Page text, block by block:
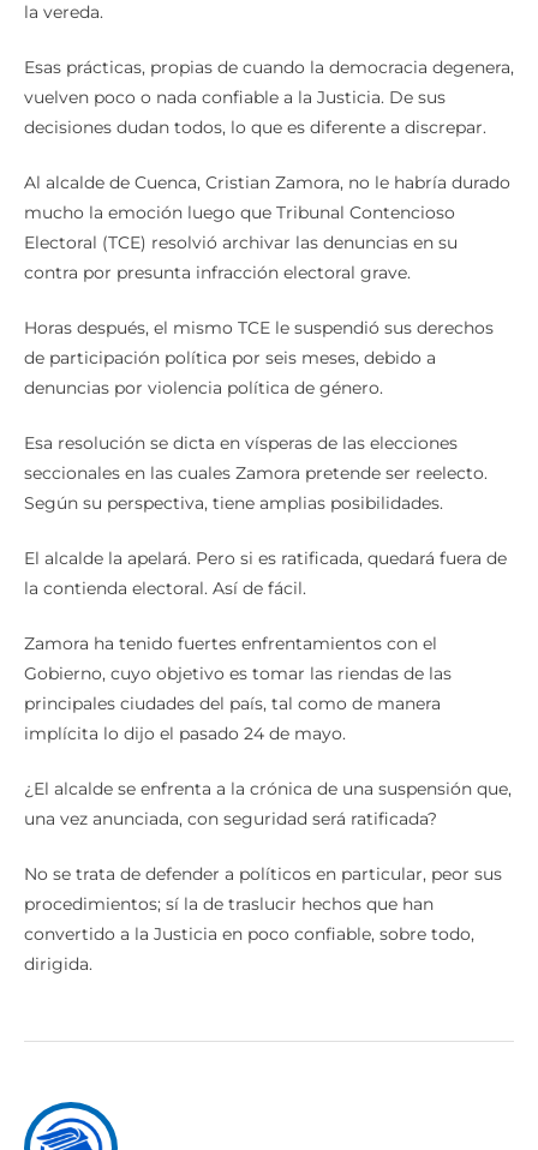
la vereda.
Esas prácticas, propias de cuando la democracia degenera,
vuelven poco o nada confiable a la Justicia. De sus
decisiones dudan todos, lo que es diferente a discrepar.
Al alcalde de Cuenca, Cristian Zamora, no le habría durado
mucho la emoción luego que Tribunal Contencioso
Electoral (TCE) resolvió archivar las denuncias en su
contra por presunta infracción electoral grave.
Horas después, el mismo TCE le suspendió sus derechos
de participación política por seis meses, debido a
denuncias por violencia política de género.
Esa resolución se dicta en vísperas de las elecciones
seccionales en las cuales Zamora pretende ser reelecto.
Según su perspectiva, tiene amplias posibilidades.
El alcalde la apelará. Pero si es ratificada, quedará fuera de
la contienda electoral. Así de fácil.
Zamora ha tenido fuertes enfrentamientos con el
Gobierno, cuyo objetivo es tomar las riendas de las
principales ciudades del país, tal como de manera
implícita lo dijo el pasado 24 de mayo.
¿El alcalde se enfrenta a la crónica de una suspensión que,
una vez anunciada, con seguridad será ratificada?
No se trata de defender a políticos en particular, peor sus
procedimientos; sí la de traslucir hechos que han
convertido a la Justicia en poco confiable, sobre todo,
dirigida.